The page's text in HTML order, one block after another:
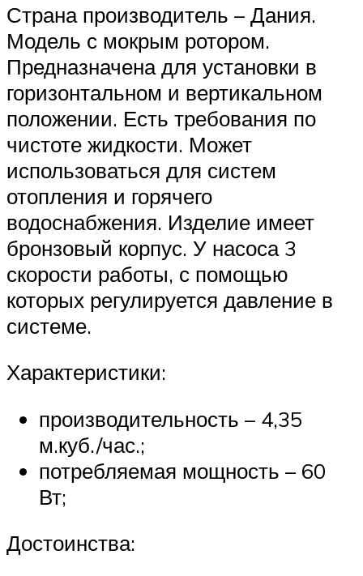
Страна производитель – Дания.
Модель с мокрым ротором.
Предназначена для установки в
горизонтальном и вертикальном
положении. Есть требования по
чистоте жидкости. Может
использоваться для систем
отопления и горячего
водоснабжения. Изделие имеет
бронзовый корпус. У насоса 3
скорости работы, с помощью
которых регулируется давление в
системе.
Характеристики:
производительность – 4,35
м.куб./час.;
потребляемая мощность – 60
Вт;
Достоинства: